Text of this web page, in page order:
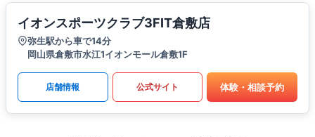
イオンスポーツクラブ3FIT倉敷店
弥生駅から車で14分
岡山県倉敷市水江1イオンモール倉敷1F
店舗情報 公式サイト 体験・相談予約